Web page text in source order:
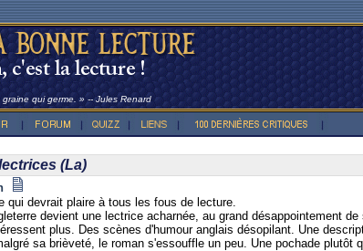
qui germe. » -- Jules Renard
(La)
qui devrait plaire à tous les fous de lecture.
devient une lectrice acharnée, au grand désappointement
plus. Des scènes d'humour anglais désopilant. Une
sa brièveté, le roman s'essouffle un peu. Une pochade plutôt